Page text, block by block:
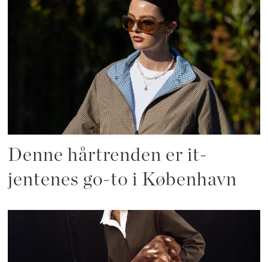
Denne hårtrenden er it-
jentenes go-to i København